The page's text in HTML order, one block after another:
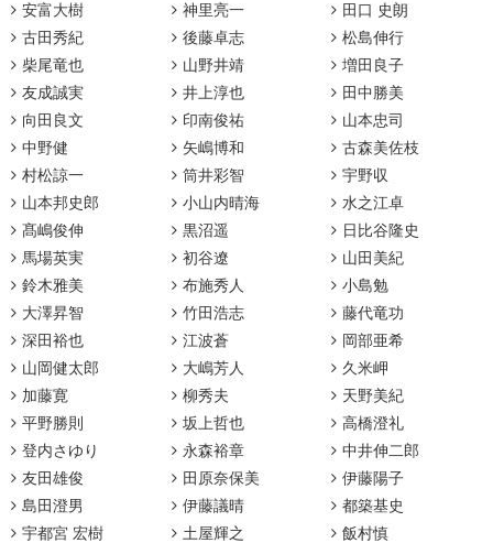
安富大樹
神里亮一
田口 史朗
古田秀紀
後藤卓志
松島伸行
柴尾竜也
山野井靖
増田良子
友成誠実
井上淳也
田中勝美
向田良文
印南俊祐
山本忠司
中野健
矢嶋博和
古森美佐枝
村松諒一
筒井彩智
宇野収
山本邦史郎
小山内晴海
水之江卓
髙嶋俊伸
黒沼遥
日比谷隆史
馬場英実
初谷遼
山田美紀
鈴木雅美
布施秀人
小島勉
大澤昇智
竹田浩志
藤代竜功
深田裕也
江波蒼
岡部亜希
山岡健太郎
大嶋芳人
久米岬
加藤寛
柳秀夫
天野美紀
平野勝則
坂上哲也
高橋澄礼
登内さゆり
永森裕章
中井伸二郎
友田雄俊
田原奈保美
伊藤陽子
島田澄男
伊藤議晴
都築基史
宇都宮 宏樹
土屋輝之
飯村慎